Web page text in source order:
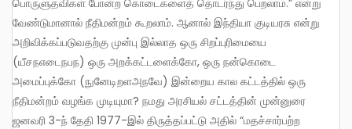
வேண்டுமானால் நீதிமன்றம் கூறலாம். ஆனால் இந்தியா குடியரசு என்று
அறிவிக்கப்படுவதற்கு முன்பு இல்லாத ஒரு சிறப்புரிமையை
(யீசநஎடைநபந) ஒரு அறக்கட்டளைக்கோ, ஒரு நன்கொடை
அமைப்புக்கோ (நுனேடிறளஅநவே) இன்றைய கால கட்டத்தில் ஒரு
நீதிமன்றம் வழங்க முடியுமா? நமது அரசியல் சட்டத்தின் முன்னுரை
ஜனவரி 3-ந் தேதி 1977-இல் திருத்தப்பட்டு அதில் “மதச்சார்பற்ற